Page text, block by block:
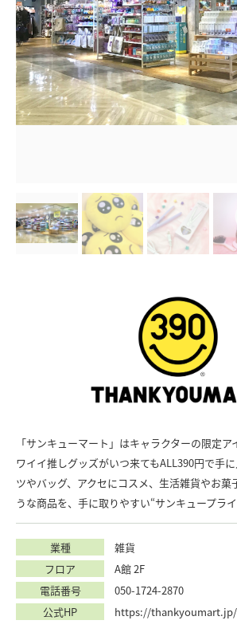
「サンキューマート」はキャラクターの限定
ワイイ推しグッズがいつ来てもALL390円で手
ツやバッグ、アクセにコスメ、生活雑貨やお
うな商品を、手に取りやすい“サンキュープライ
業種
雑貨
フロア
A館 2F
電話番号
050-1724-2870
公式HP
https://thankyoumart.jp/